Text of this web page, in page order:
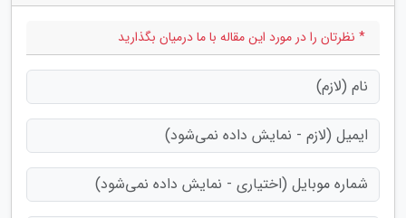
* نظرتان را در مورد این مقاله با ما درمیان بگذارید